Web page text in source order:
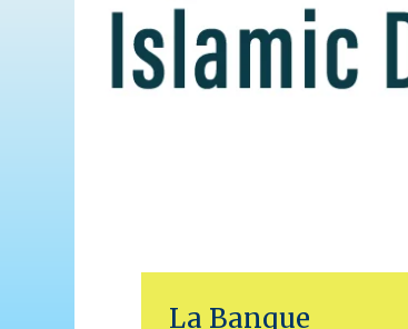
La Banque